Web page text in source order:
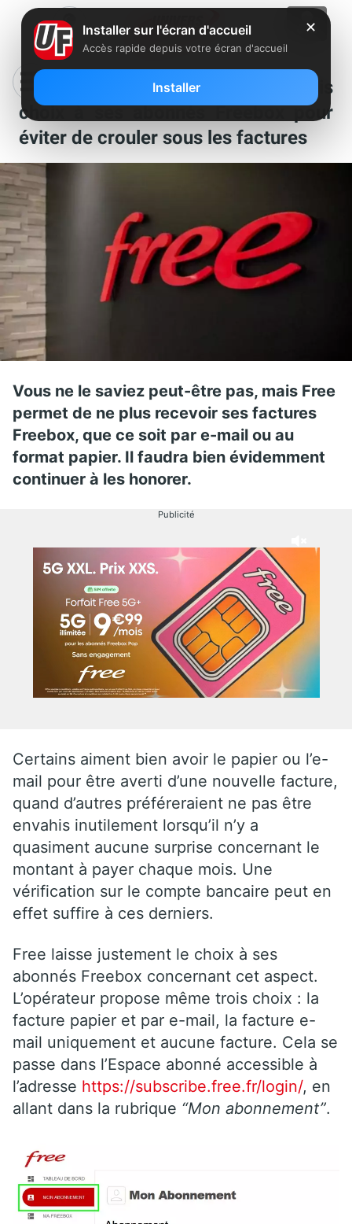
Le saviez-vous ? Free laisse trois
choix à ses abonnés Freebox pour
éviter de crouler sous les factures
Vous ne le saviez peut-être pas, mais Free
permet de ne plus recevoir ses factures
Freebox, que ce soit par e-mail ou au
format papier. Il faudra bien évidemment
continuer à les honorer.
Publicité
Certains aiment bien avoir le papier ou l’e-
mail pour être averti d’une nouvelle facture,
quand d’autres préféreraient ne pas être
envahis inutilement lorsqu’il n’y a
quasiment aucune surprise concernant le
montant à payer chaque mois. Une
vérification sur le compte bancaire peut en
effet suffire à ces derniers.
Free laisse justement le choix à ses
abonnés Freebox concernant cet aspect.
L’opérateur propose même trois choix : la
facture papier et par e-mail, la facture e-
mail uniquement et aucune facture. Cela se
passe dans l’Espace abonné accessible à
l’adresse https://subscribe.free.fr/login/, en
allant dans la rubrique “Mon abonnement”.
✕
Installer sur l'écran d'accueil
Accès rapide depuis votre écran d'accueil
Installer